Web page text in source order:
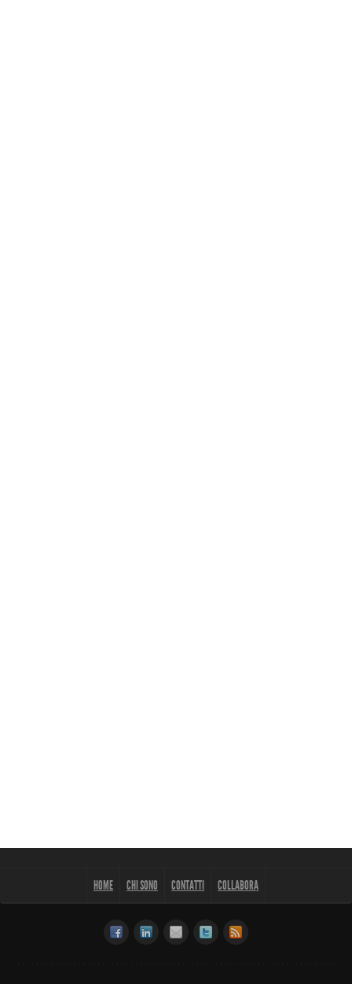
HOME CHI SONO CONTATTI COLLABORA